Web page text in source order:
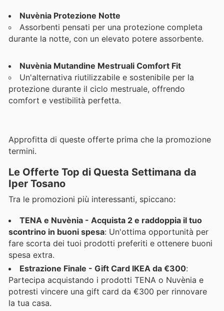
Nuvènia Protezione Notte
Assorbenti pensati per una protezione completa
durante la notte, con un elevato potere assorbente.
Nuvènia Mutandine Mestruali Comfort Fit
Un'alternativa riutilizzabile e sostenibile per la
protezione durante il ciclo mestruale, offrendo
comfort e vestibilità perfetta.
Approfitta di queste offerte prima che la promozione
termini.
Le Offerte Top di Questa Settimana da
Iper Tosano
Tra le promozioni più interessanti, spiccano:
TENA e Nuvènia - Acquista 2 e raddoppia il tuo
scontrino in buoni spesa: Un'ottima opportunità per
fare scorta dei tuoi prodotti preferiti e ottenere buoni
spesa extra.
Estrazione Finale - Gift Card IKEA da €300:
Partecipa acquistando i prodotti TENA o Nuvènia e
potresti vincere una gift card da €300 per rinnovare
la tua casa.